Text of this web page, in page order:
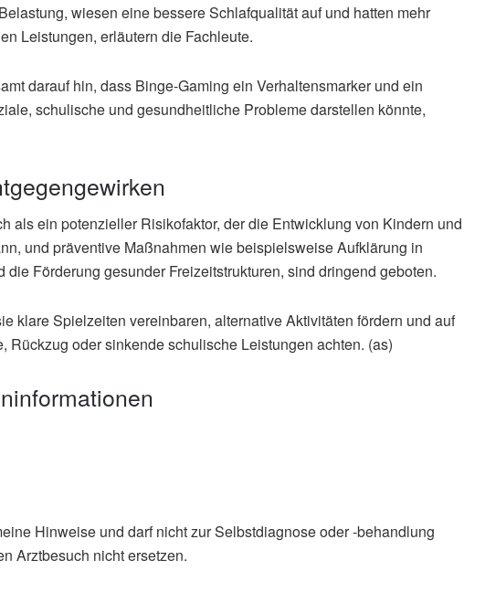
wiesen eine bessere Schlafqualität auf und hatten mehr
Leistungen, erläutern die Fachleute.
darauf hin, dass Binge-Gaming ein Verhaltensmarker und ein
schulische und gesundheitliche Probleme darstellen könnte,
als ein potenzieller Risikofaktor, der die Entwicklung von Kindern und
und präventive Maßnahmen wie beispielsweise Aufklärung in
Förderung gesunder Freizeitstrukturen, sind dringend geboten.
klare Spielzeiten vereinbaren, alternative Aktivitäten fördern und auf
Rückzug oder sinkende schulische Leistungen achten. (as)
Hinweise und darf nicht zur Selbstdiagnose oder -behandlung
Arztbesuch nicht ersetzen.